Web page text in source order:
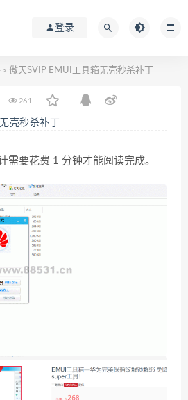
登录
> 傲天SVIP EMUI工具箱无壳秒杀补丁
261
壳秒杀补丁
需要花费 1 分钟才能阅读完成。